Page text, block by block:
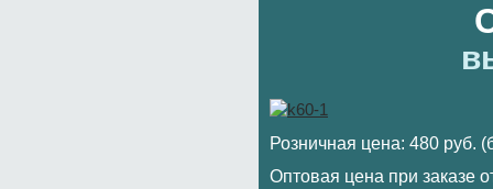
Розничная цена: 480 руб.
Оптовая цена при заказе